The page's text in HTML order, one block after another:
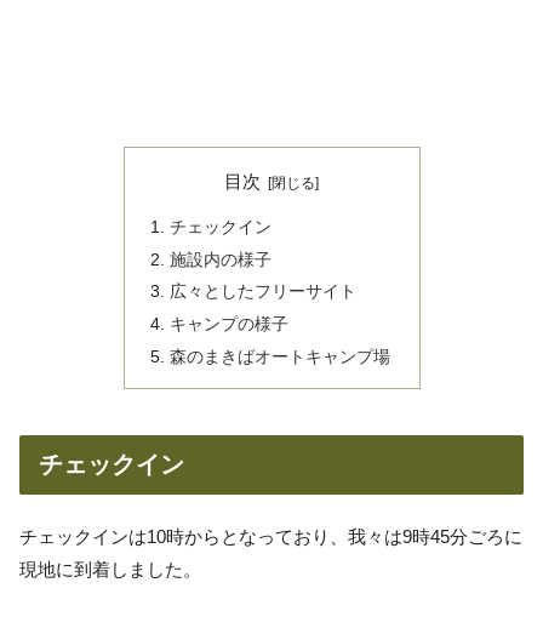
目次
チェックイン
施設内の様子
広々としたフリーサイト
キャンプの様子
森のまきばオートキャンプ場
チェックイン
チェックインは10時からとなっており、我々は9時45分ごろに
現地に到着しました。